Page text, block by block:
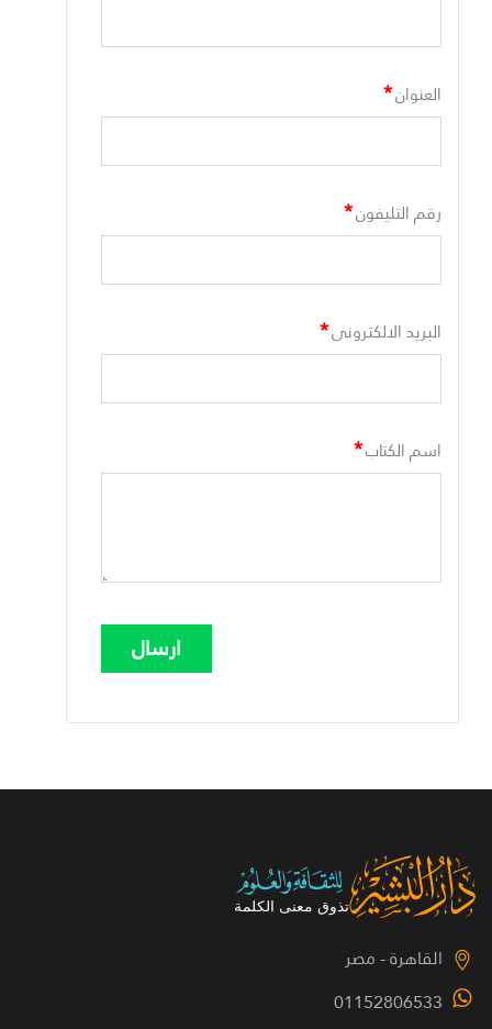
العنوان*
رقم التليفون*
البريد الالكترونى*
اسم الكتاب*
القاهرة - مصر
01152806533